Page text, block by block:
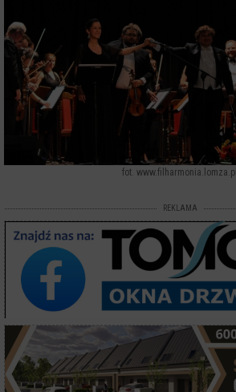
fot. www.filharmonia.lomza.pl
REKLAMA